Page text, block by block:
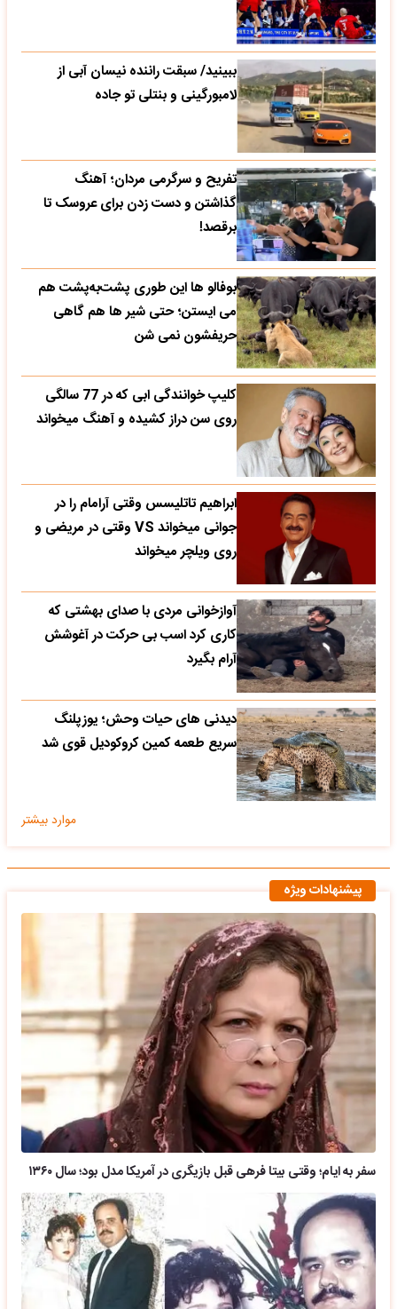
ببینید/ سبقت راننده نیسان آبی از
لامبورگینی و بنتلی تو جاده
تفریح و سرگرمی مردان؛ آهنگ
گذاشتن و دست زدن برای عروسک تا
برقصد!
بوفالو ها این‌ طوری پشت‌به‌پشت هم
می‌ ایستن؛ حتی شیر ها هم گاهی
حریفشون نمی‌ شن
کلیپ خوانندگی ابی که در 77 سالگی
روی سن دراز کشیده و آهنگ میخواند
ابراهیم تاتلیسس وقتی آرامام را در
جوانی میخواند VS وقتی در مریضی و
روی ویلچر میخواند
آوازخوانی مردی با صدای بهشتی که
کاری کرد اسب بی حرکت در آغوشش
آرام بگیرد
دیدنی های حیات وحش؛ یوزپلنگ
سریع طعمه کمین کروکودیل قوی شد
موارد بیشتر
پیشنهادات ویژه
سفر به ایام؛ وقتی بیتا فرهی قبل بازیگری در آمریکا مدل بود؛ سال ۱۳۶۰